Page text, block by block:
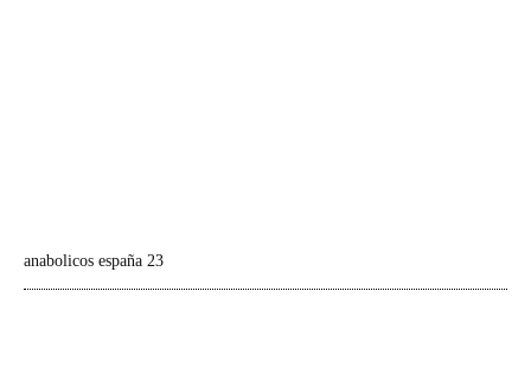
anabolicos españa 23